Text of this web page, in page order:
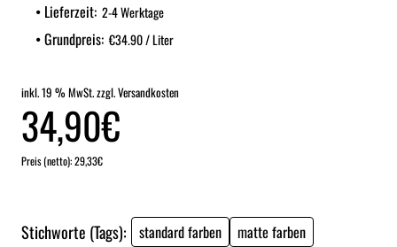
Lieferzeit: 2-4 Werktage
Grundpreis: €34.90 / Liter
inkl. 19 % MwSt. zzgl. Versandkosten
34,90€
Preis (netto): 29,33€
Stichworte (Tags): standard farben
matte farben